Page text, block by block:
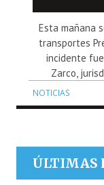
Esta mañana
transportes
incidente
Zarco,
NOTICIAS
ÚLTIMAS